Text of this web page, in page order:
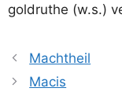
gold­ru­the (w.s.)
Machtheil
Macis